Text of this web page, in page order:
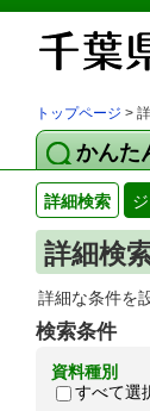
トップページ >
かんた
詳細検索
詳細検
詳細な条件を
検索条件
資料種別
すべて選